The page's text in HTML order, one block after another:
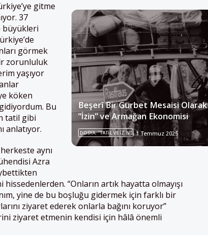
Beşerî Bir Gurbet Mesaisi Olarak
“İzin” ve Armağan Ekonomisi
DOSYA: "TATIL VE İZIN" 1 Temmuz 2025
gitme
37
büyükleri
görmek
zorunluluk
yaşıyor
köken
Bu
tatil gibi
anlatıyor.
aynı
Azra
“Onların artık hayatta olmayışı
yine de bu boşluğu gidermek için farklı bir
ziyaret ederek onlarla bağını koruyor”
ziyaret etmenin kendisi için hâlâ önemli